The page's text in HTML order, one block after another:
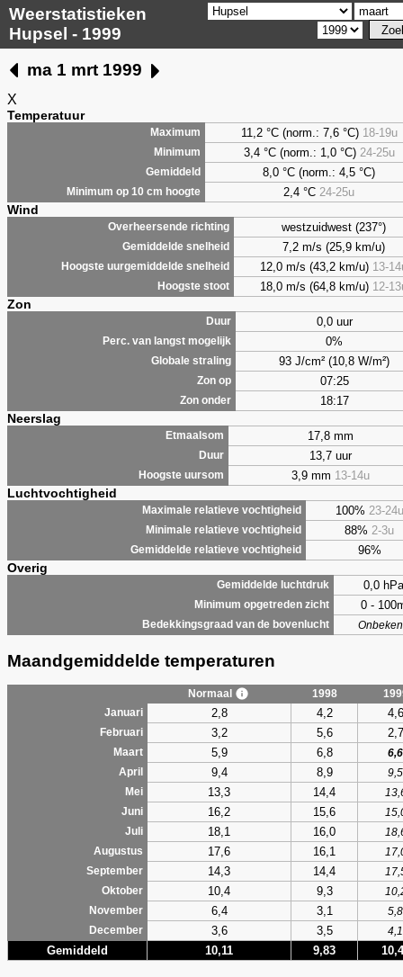
Weerstatistieken
Hupsel - 1999
ma 1 mrt 1999
X
Temperatuur
Maximum 11,2 °C (norm.: 7,6 °C) 18-19u
Minimum 3,4°C (norm.: 1,0 °C) 24-25u
Gemiddeld 8,0 °C (norm.: 4,5 °C)
Minimum op 10 cm hoogte 2,4 °C 24-25u
Wind
Overheersende richting westzuidwest (237°)
Gemiddelde snelheid 7,2 m/s (25,9 km/u)
Hoogste uurgemiddelde snelheid 12,0 m/s (43,2 km/u) 13-
Hoogste stoot 18,0 m/s (64,8 km/u) 12-
Zon
Duur 0,0 uur
Perc. van langst mogelijk 0%
Globale straling 93 J/cm² (10,8 W/m²)
Zon op 07:25
Zon onder 18:17
Neerslag
Etmaalsom 17,8 mm
Duur 13,7 uur
Hoogste uursom 3,9 mm 13-14u
Luchtvochtigheid
Maximale relatieve vochtigheid 100% 23-24u
Minimale relatieve vochtigheid 88% 2-3u
Gemiddelde relatieve vochtigheid 96%
Overig
Gemiddelde luchtdruk 0,0 hPa
Minimum opgetreden zicht 0 -
Bedekkingsgraad van de bovenlucht
Maandgemiddelde temperaturen
Normaal 1998
Januari
2,8 4,2 4,6
Februari 3,2 5,6 2,7
Maart 5,9 6,8
6,6
April
9,4 8,9
9,5
Mei
13,3 14,4
Juni
16,2 15,6
Juli
18,1 16,0
Augustus
17,6 16,1
September
14,3 14,4
Oktober
10,4 9,3
November
6,4 3,1
5,8
December
3,6 3,5 4,1
Gemiddeld 10,11 9,83